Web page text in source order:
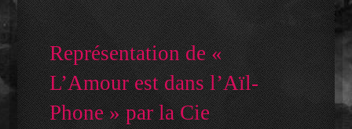
Représentation de «
L’Amour est dans l’Aïl-
Phone » par la Cie